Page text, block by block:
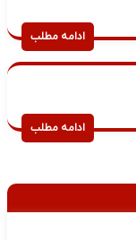
ادامه مطلب
ادامه مطلب